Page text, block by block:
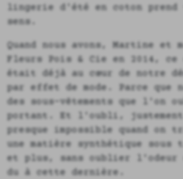
lingerie d'été en coton prend
sens.
Quand nous avons, Martine et
Fleurs Pois & Cie en 2014,
était déjà au cœur de notre
par effet de mode. Parce que
des sous-vêtements que l'on
portant. Et l'oubli,
presque impossible quand on
une matière synthétique sous
et plus, sans oublier l'odeur
du à cette dernière.